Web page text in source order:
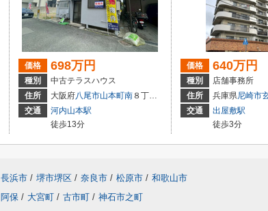
価格 698万円
種別
中古テラスハウス
住所
大阪府八尾市山本町南 ８丁目16-23
交通
河内山本駅
徒歩13分
価格 640万円
種別
店舗事務所
住所
兵庫県尼崎市
交通
出屋敷駅
徒歩3分
長浜市 / 堺市堺区 / 奈良市 / 松原市 / 和歌山市
阿保 / 大宮町 / 古市町 / 神石市之町